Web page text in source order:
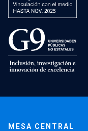
MESA CENTRAL